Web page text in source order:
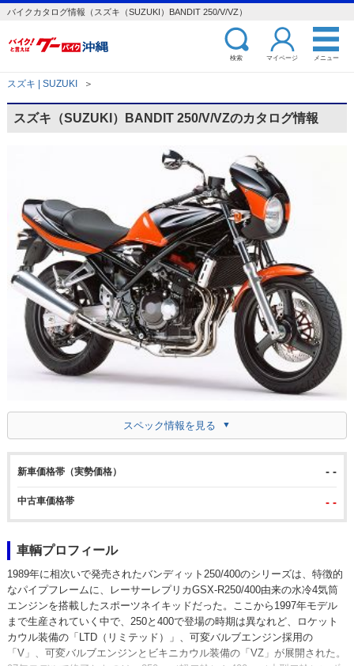
バイクカタログ情報（スズキ（SUZUKI）BANDIT 250/V/VZ）
検索 マイページ メニュー
スズキ | SUZUKI ＞
スズキ（SUZUKI）BANDIT 250/V/VZのカタログ情報
スペック情報を見る
新車価格帯（実勢価格） - -
中古車価格帯 - -
車輌プロフィール
1989年に相次いで発売されたバンディット250/400のシリーズは、特徴的
なパイプフレームに、レーサーレプリカGSX-R250/400由来の水冷4気筒
エンジンを搭載したスポーツネイキッドだった。ここから1997年モデル
まで生産されていく中で、250と400で登場の時期は異なれど、ロケット
カウル装備の「LTD（リミテッド）」、可変バルブエンジン採用の
「V」、可変バルブエンジンとビキニカウル装備の「VZ」が展開された。